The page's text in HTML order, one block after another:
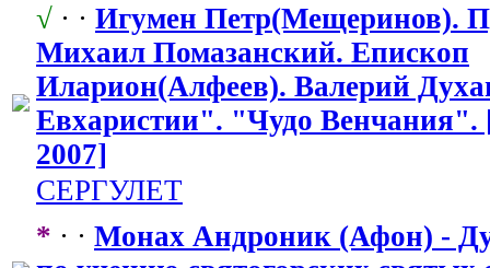
√ · · Игумен Петр(Мещеринов).
Михаил Помазанский. ​ Епископ
Иларион(Алфеев). Валерий
Евхаристии". "Чудо
2007]
СЕРГУЛЕТ
* · · Монах Андроник (Афон) -